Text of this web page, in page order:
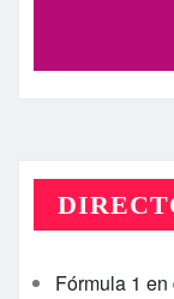
Fórmula 1